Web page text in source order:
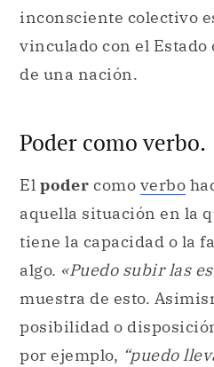
inconsciente colectivo
vinculado con el
de una nación.
Poder como verbo.
El poder como verbo
aquella situación en la
tiene la capacidad o la
algo. «Puedo subir las
muestra de esto.
posibilidad o
por ejemplo, “puedo